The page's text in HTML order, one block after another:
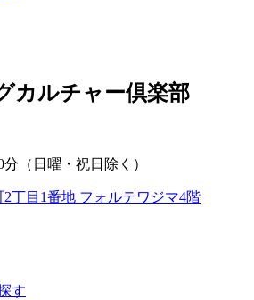
カルチャー倶楽部
（日曜・祝日除く）
丁目1番地 フォルテワジマ4階
す